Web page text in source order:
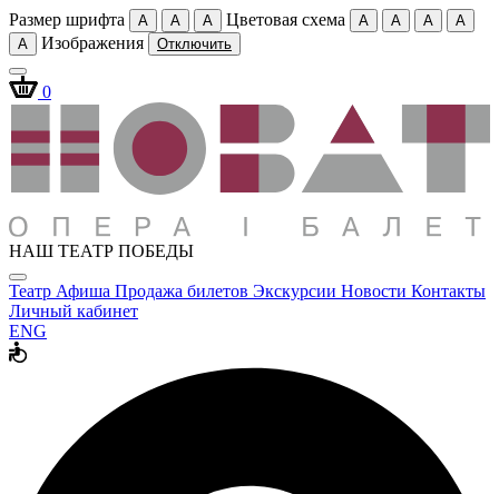
Размер шрифта A A A Цветовая схема A A A
A
A
Изображения Отключить
0
НАШ ТЕАТР ПОБЕДЫ
Театр Афиша Продажа билетов Экскурсии Новости Контакты
Личный кабинет
ENG